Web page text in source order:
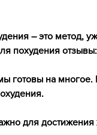
– это метод,
похудения
готовы на многое.
для достижения